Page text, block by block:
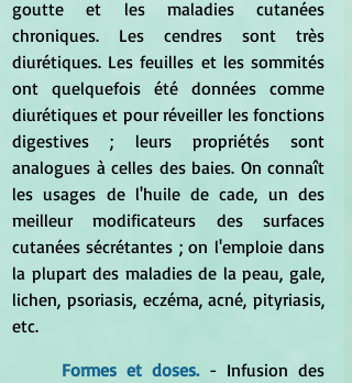
goutte et les maladies cutanées
chroniques. Les cendres sont très
diurétiques. Les feuilles et les sommités
ont quelquefois été données comme
diurétiques et pour réveiller les fonctions
digestives ; leurs propriétés sont
analogues à celles des baies. On connaît
les usages de l'huile de cade, un des
meilleur modificateurs des surfaces
cutanées sécrétantes ; on l'emploie dans
la plupart des maladies de la peau, gale,
lichen, psoriasis, eczéma, acné, pityriasis,
etc.
Formes et doses. - Infusion des